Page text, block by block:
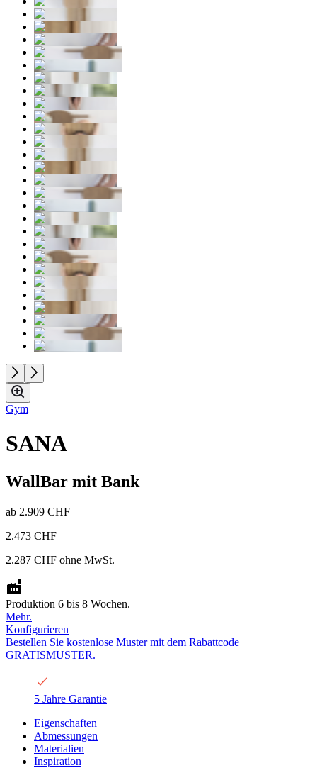
Gym
SANA
WallBar mit Bank
ab 2.909 CHF
2.473 CHF
2.287 CHF ohne MwSt.
Produktion 6 bis 8 Wochen.
Mehr.
Konfigurieren
Bestellen Sie kostenlose Muster mit dem Rabattcode
GRATISMUSTER.
5 Jahre Garantie
Eigenschaften
Abmessungen
Materialien
Inspiration